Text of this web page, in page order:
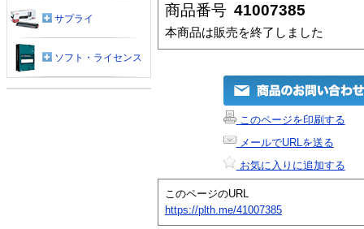
商品番号 41007385
本商品は販売を終了しました
このページを印刷する
メールでURLを送る
お気に入りに追加する
このページのURL
https://plth.me/41007385
サプライ
ソフト・ライセンス